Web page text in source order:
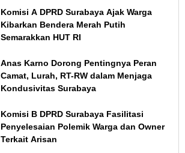
Komisi A DPRD Surabaya Ajak Warga
Kibarkan Bendera Merah Putih
Semarakkan HUT RI
Anas Karno Dorong Pentingnya Peran
Camat, Lurah, RT-RW dalam Menjaga
Kondusivitas Surabaya
Komisi B DPRD Surabaya Fasilitasi
Penyelesaian Polemik Warga dan Owner
Terkait Arisan